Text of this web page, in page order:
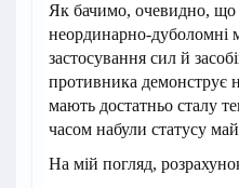
Як бачимо, очевидно, що
неординарно-дуболомні
застосування сил й
противника демонструє
мають достатньо сталу
часом набули статусу
На мій погляд,